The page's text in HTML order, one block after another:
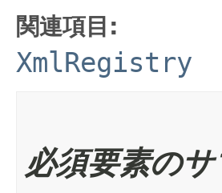
関連項目:
XmlRegistry
必須要素の